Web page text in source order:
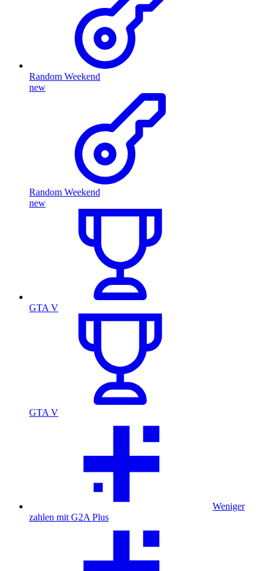
Random Weekend
new
Random Weekend
new
GTA V
GTA V
Weniger
zahlen mit G2A Plus